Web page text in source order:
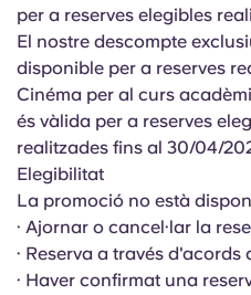
Compte
Selecciona un país
Selecciona una ciutat
Selecciona una
Inicia la sessió
Portuguese
per a reserves elegibles
El nostre descompte
disponible per a reserves
Cinéma per al curs
és vàlida per a reserves
realitzades fins al 30/04/
Elegibilitat
La promoció no està
· Ajornar o cancel·lar la
· Reserva a través
· Haver confirmat una